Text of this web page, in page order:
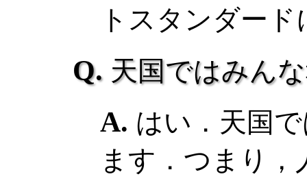
トスタンダー
天国ではみん
はい．天国
ます．つまり